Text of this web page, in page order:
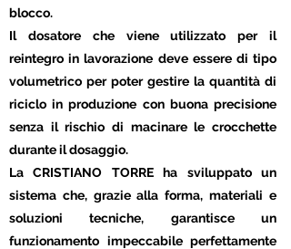
blocco.
Il dosatore che viene utilizzato per il
reintegro in lavorazione deve essere di tipo
volumetrico per poter gestire la quantità di
riciclo in produzione con buona precisione
senza il rischio di macinare le crocchette
durante il dosaggio.
La CRISTIANO TORRE ha sviluppato un
sistema che, grazie alla forma, materiali e
soluzioni tecniche, garantisce un
funzionamento impeccabile perfettamente